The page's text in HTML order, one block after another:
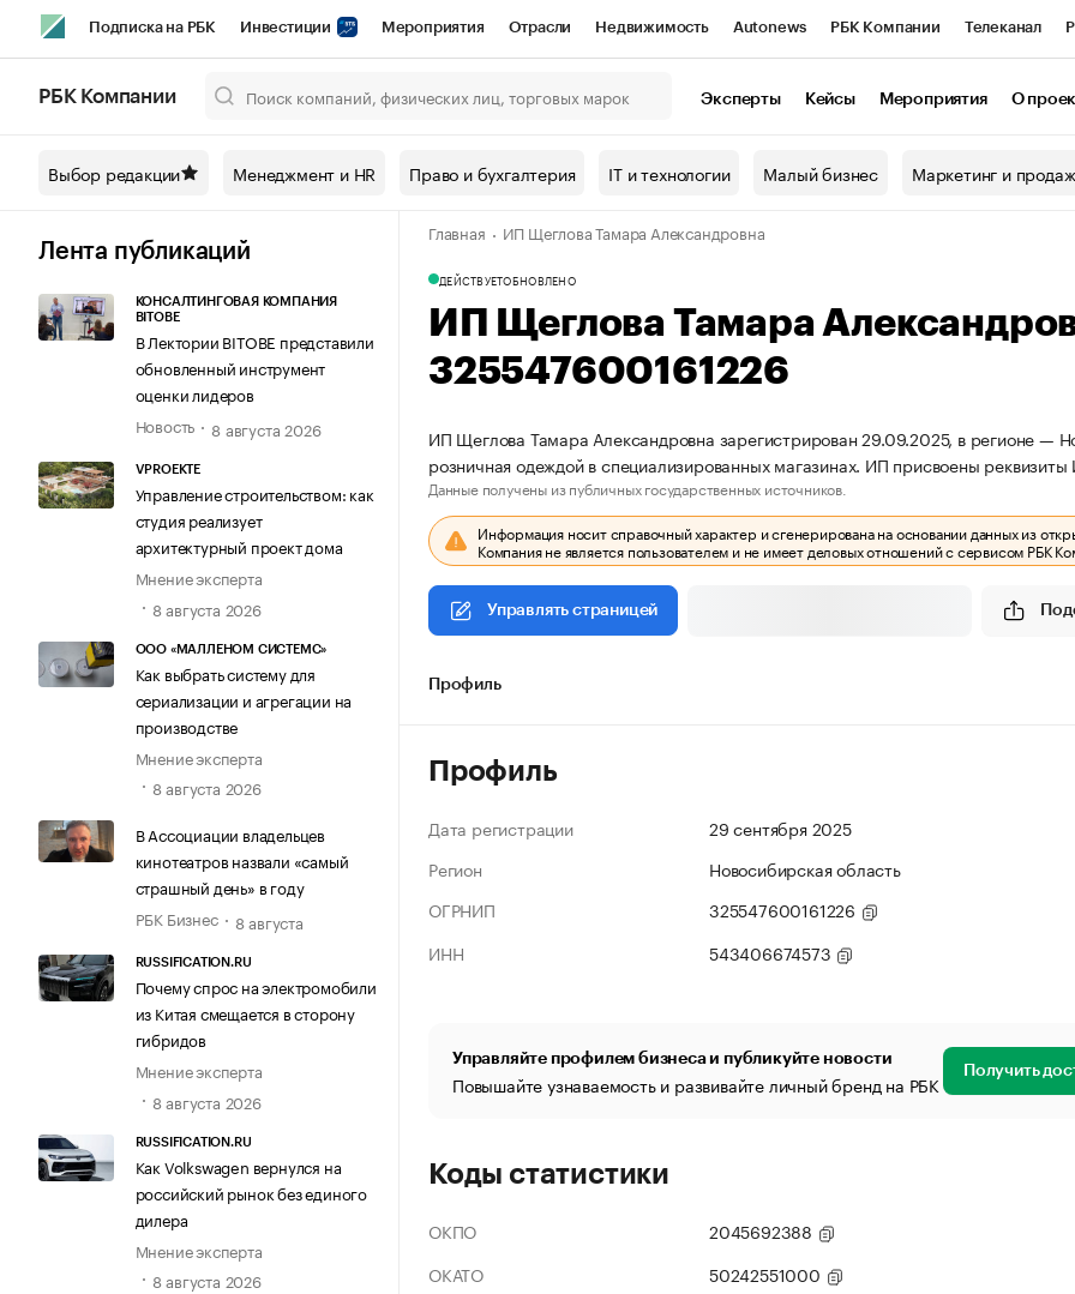
Подписка на РБК Инвестиции Мероприятия Отрасли Недвижимость Autonews РБК Компании Телеканал
Спецпроекты СПб Конференции СПб Спецпроекты Проверка контрагентов
Технологии и медиа Рынок наличной валюты
РБК Компании Эксперты Кейсы Мероприятия О
Выбор редакции Менеджмент и HR Право и бухгалтерия IT и технологии Малый бизнес Маркетинг и
Лента публикаций
КОНСАЛТИНГОВАЯ КОМПАНИЯ
BITOBE
В Лектории BITOBE представили
обновленный инструмент
оценки лидеров
Новость
8 августа 2026
VPROEKTE
Управление строительством: как
студия реализует
архитектурный проект дома
Мнение эксперта
8 августа 2026
ООО «МАЛЛЕНОМ СИСТЕМС»
Как выбрать систему для
сериализации и агрегации на
производстве
Мнение эксперта
8 августа 2026
В Ассоциации владельцев
кинотеатров назвали «самый
страшный день» в году
РБК Бизнес
8 августа
RUSSIFICATION.RU
Почему спрос на электромобили
из Китая смещается в сторону
гибридов
Мнение эксперта
8 августа 2026
RUSSIFICATION.RU
Как Volkswagen вернулся на
российский рынок без единого
дилера
Мнение эксперта
8 августа 2026
Главная ИП Щеглова Тамара Александровна
ДЕЙСТВУЕТОБНОВЛЕНО
ИП Щеглова Тамара
325547600161226
ИП Щеглова Тамара Александровна зарегистрирован 29.09.2025, в регионе —
розничная одеждой в специализированных магазинах. ИП присвоены
Данные получены из публичных государственных источников.
Информация носит справочный характер и сгенерирована на основании данных из
Компания не является пользователем и не имеет деловых отношений с сервисом РБК
Управлять страницей
Профиль
Профиль
Дата регистрации
29 сентября 2025
Регион
Новосибирская область
ОГРНИП
325547600161226
ИНН
543406674573
Управляйте профилем бизнеса и публикуйте новости
Повышайте узнаваемость и развивайте личный бренд на РБК Получить
Коды статистики
ОКПО
2045692388
ОКАТО
50242551000